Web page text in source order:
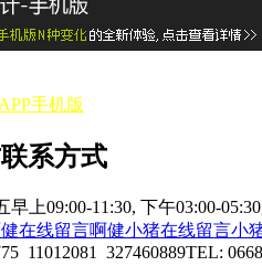
手机版
系方式
早上09:00-11:30, 下午03:00-
在线留言啊健小猪在线留言小
11012081 327460889TEL: